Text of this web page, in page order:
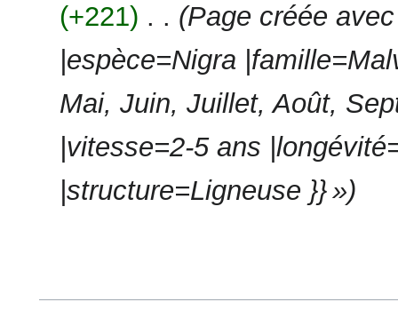
+221
Page créée
|espèce=Nigra
Mai, Juin, Juillet, Août,
|vitesse=2-5 ans
|structure=Ligneuse }} »